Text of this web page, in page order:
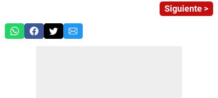
Siguiente >